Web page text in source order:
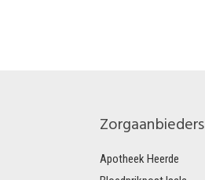
Zorgaanbieders
Apotheek Heerde